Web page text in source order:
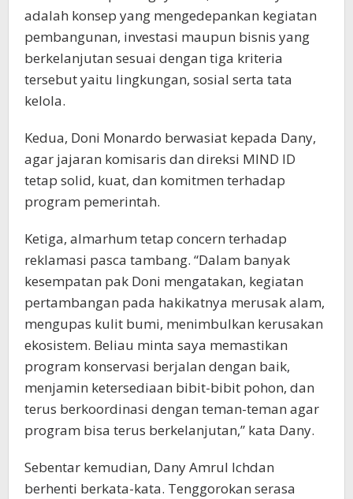
adalah konsep yang mengedepankan kegiatan
pembangunan, investasi maupun bisnis yang
berkelanjutan sesuai dengan tiga kriteria
tersebut yaitu lingkungan, sosial serta tata
kelola.
Kedua, Doni Monardo berwasiat kepada Dany,
agar jajaran komisaris dan direksi MIND ID
tetap solid, kuat, dan komitmen terhadap
program pemerintah.
Ketiga, almarhum tetap concern terhadap
reklamasi pasca tambang. “Dalam banyak
kesempatan pak Doni mengatakan, kegiatan
pertambangan pada hakikatnya merusak alam,
mengupas kulit bumi, menimbulkan kerusakan
ekosistem. Beliau minta saya memastikan
program konservasi berjalan dengan baik,
menjamin ketersediaan bibit-bibit pohon, dan
terus berkoordinasi dengan teman-teman agar
program bisa terus berkelanjutan,” kata Dany.
Sebentar kemudian, Dany Amrul Ichdan
berhenti berkata-kata. Tenggorokan serasa